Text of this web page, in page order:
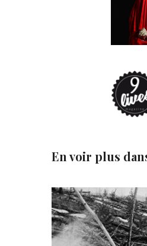
En voir plus